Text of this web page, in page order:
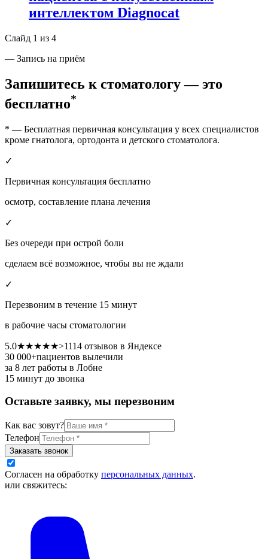
интеллектом Diagnocat
Слайд 1 из 4
— Запись на приём
Запишитесь к стоматологу — это
бесплатно*
* — Бесплатная первичная консультация у всех специалистов
кроме гнатолога, ортодонта и детского стоматолога.
✓
Первичная консультация бесплатно
осмотр, составление плана лечения
✓
Без очереди при острой боли
сделаем всё возможное, чтобы вы не ждали
✓
Перезвоним в течение 15 минут
в рабочие часы стоматологии
5.0★★★★★>1114 отзывов в Яндексе
30 000+пациентов вылечили
за 8 лет работы в Лобне
15 минут до звонка
Оставьте заявку, мы перезвоним
Как вас зовут?
Телефон
Заказать звонок
Согласен на обработку персональных данных.
или свяжитесь: